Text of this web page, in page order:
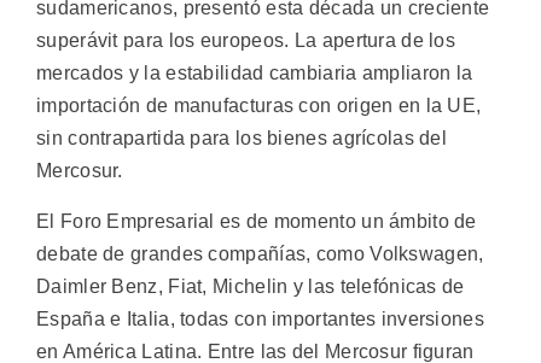
sudamericanos, presentó esta década un creciente
superávit para los europeos. La apertura de los
mercados y la estabilidad cambiaria ampliaron la
importación de manufacturas con origen en la UE,
sin contrapartida para los bienes agrícolas del
Mercosur.
El Foro Empresarial es de momento un ámbito de
debate de grandes compañías, como Volkswagen,
Daimler Benz, Fiat, Michelin y las telefónicas de
España e Italia, todas con importantes inversiones
en América Latina. Entre las del Mercosur figuran